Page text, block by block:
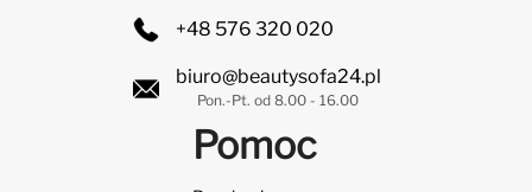
+48 576 320 020
biuro@beautysofa24.pl
Pon.-Pt. od 8.00 - 16.00
Pomoc